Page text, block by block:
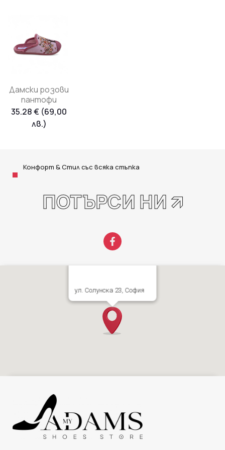
Дамски розови
пантофи
35.28€ (69,00
лв.)
Конфорт & Стил със всяка стъпка
ПОТЪРСИ НИ 🡭
ул. Солунска 23, София